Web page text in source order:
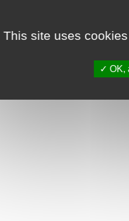
This site uses
OK,